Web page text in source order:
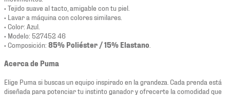
• Tejido suave al tacto, amigable con tu piel.
• Lavar a máquina con colores similares.
• Color: Azul.
• Modelo: 527452 46
• Composición: 85% Poliéster / 15% Elastano
Acerca de Puma
Elige Puma si buscas un equipo inspirado en la grandeza. Cada prenda está
diseñada para potenciar tu instinto ganador y ofrecerte la comodidad que